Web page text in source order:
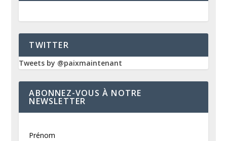
TWITTER
Tweets by @paixmaintenant
ABONNEZ-VOUS À NOTRE
NEWSLETTER
Prénom